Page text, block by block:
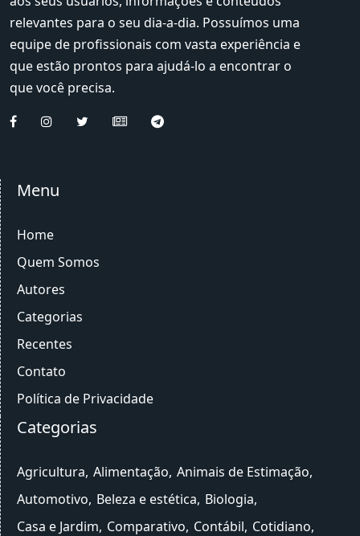
relevantes para o seu dia-a-dia. Possuímos uma
equipe de profissionais com vasta experiência e
que estão prontos para ajudá-lo a encontrar o
que você precisa.
Menu
Home
Quem Somos
Autores
Categorias
Recentes
Contato
Política de Privacidade
Categorias
Agricultura Alimentação Animais de Estimação
Automotivo Beleza e estética Biologia
Casa e Jardim Comparativo Contábil Cotidiano